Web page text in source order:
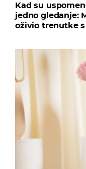
Kad su
jedno gledanje:
oživio trenutke s